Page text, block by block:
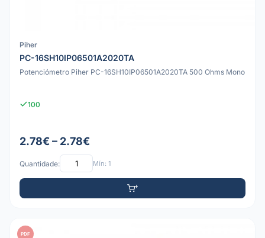
Piher
PC-16SH10IP06501A2020TA
Potenciómetro Piher PC-16SH10IP06501A2020TA 500 Ohms Mono
100
2.78€ – 2.78€
Quantidade: Mín: 1
PDF